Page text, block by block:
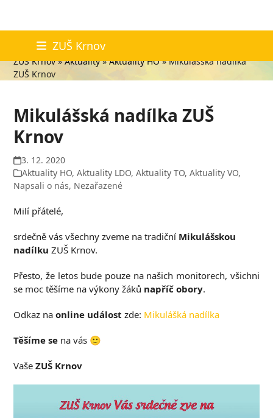
content
ZUŠ Krnov
Aktuality
ZUŠ Krnov»Aktuality»Aktuality HO»Mikulášská nadílka
ZUŠ Krnov
Mikulášská nadílka ZUŠ
Krnov
3. 12. 2020
Aktuality HO,Aktuality LDO,Aktuality TO,Aktuality VO,
Napsali o nás, Nezařazené
Milí přátelé,
srdečně vás všechny zveme na tradiční Mikulášskou
nadílku ZUŠ Krnov.
Přesto, že letos bude pouze na našich monitorech, všichni
se moc těšíme na výkony žáků napříč obory.
Odkaz naonline událost zde: Mikulášká nadílka
Těšíme se na vás 🙂
VašeZUŠ Krnov